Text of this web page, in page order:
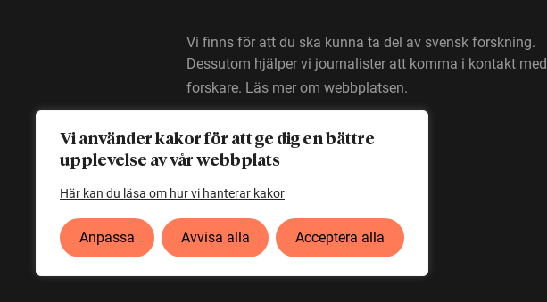
Vi använder kakor för att ge dig en bättre
upplevelse av vår webbplats
Här kan du läsa om hur vi hanterar kakor
Anpassa Avvisa alla Acceptera alla
Vi finns för att du ska kunna ta del av svensk forskning.
Dessutom hjälper vi journalister att komma i kontakt med
forskare. Läs mer om webbplatsen.